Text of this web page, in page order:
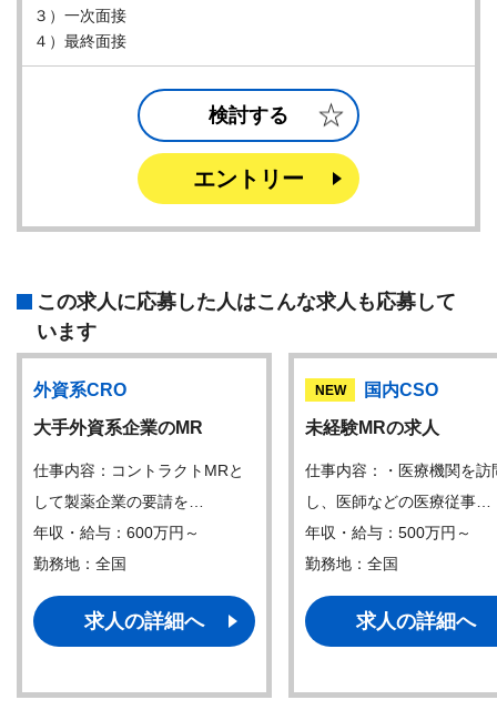
３）一次面接
４）最終面接
検討する
エントリー
この求人に応募した人はこんな求人も応募して
います
外資系CRO
大手外資系企業のMR
仕事内容：コントラクトMRと
して製薬企業の要請を…
年収・給与：600万円～
勤務地：全国
求人の詳細へ
NEW
国内CSO
未経験MRの求人
仕事内容：・医療機関を訪
し、医師などの医療従事…
年収・給与：500万円～
勤務地：全国
求人の詳細へ